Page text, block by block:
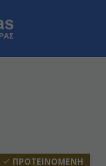
ΠΡΟΤΕΙΝΟΜΕΝΗ